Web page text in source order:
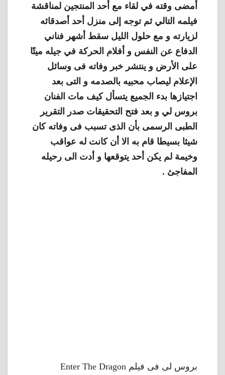
أمضى وقته في لقاء مع أحد المنتجين لمناقشة
فيلمه التالي ثم توجه إلى منزل أحد أصدقائه
لزيارته و مع حلول الليل سقط أشهر فناني
الدفاع عن النفس و أفلام الحركة في جيله ميتًا
على الأرض و ينتشر خبر وفاته فى وسائل
الإعلام ليصاب محبيه بالصدمه و التى بعد
اجتيازها بدء الجميع يتسأل كيف مات الفنان
بروس لي و بعد فتح التحقيقات صدر التقرير
الطبى الرسمى بأن الذى تسبب فى وفاته كان
شيئا بسيطا قام به الا أن كانت له عواقب
وخيمة لم يكن أحد يتوقعها و أدت الى رحيله
المفاجئ .
بروس لى فى فيلم Enter The Dragon